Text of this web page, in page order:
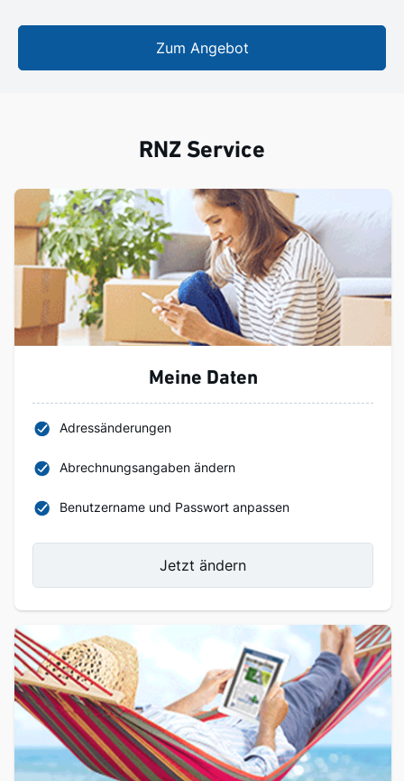
Zum Angebot
RNZ Service
Meine Daten
Adressänderungen
Abrechnungsangaben ändern
Benutzername und Passwort anpassen
Jetzt ändern